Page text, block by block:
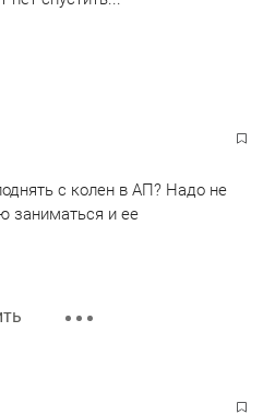
с колен в АП? Надо не
заниматься и ее